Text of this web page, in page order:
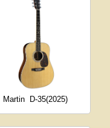
Martin D-35(2025)